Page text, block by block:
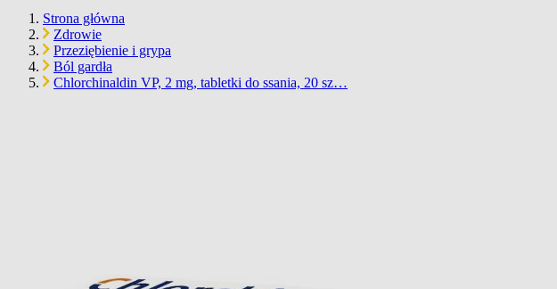
Strona główna
Zdrowie
Przeziębienie i grypa
Ból gardła
Chlorchinaldin VP, 2 mg, tabletki do ssania, 20 sz…